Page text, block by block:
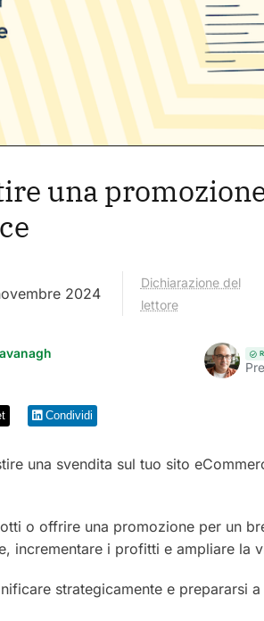
una
2024
Dichiarazione del
lettore
Condividi
una svendita sul tuo sito
o offrire una promozione per un
incrementare i profitti e ampliare la
strategicamente e prepararsi